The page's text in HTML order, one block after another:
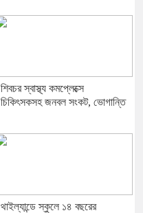
শিবচর স্বাস্থ্য কমপ্লেক্সে
চিকিৎসকসহ জনবল সংকট, ভোগান্তি
থাইল্যান্ডে স্কুলে ১৪ বছরের